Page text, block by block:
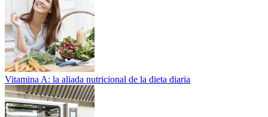
Vitamina A: la aliada nutricional de la dieta diaria